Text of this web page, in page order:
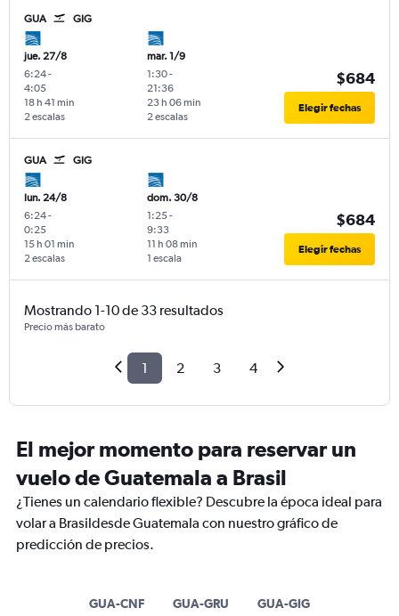
GUA GIG
jue. 27/8
6:24-
4:05
2 escalas
18 h 41 min
mar. 1/9
1:30-
21:36
2 escalas
23 h 06 min
$684
Elegir fechas
GUA GIG
lun. 24/8
6:24-
0:25
2 escalas
15 h 01 min
dom. 30/8
1:25-
9:33
1 escala
11 h 08 min
$684
Elegir fechas
Mostrando 1-10 de 33 resultados
Precio más barato
1 2 3 4
El mejor momento para reservar un
vuelo de Guatemala a Brasil
¿Tienes un calendario flexible? Descubre la época ideal para
volar a Brasildesde Guatemala con nuestro gráfico de
predicción de precios.
GUA-CNF GUA-GRU GUA-GIG